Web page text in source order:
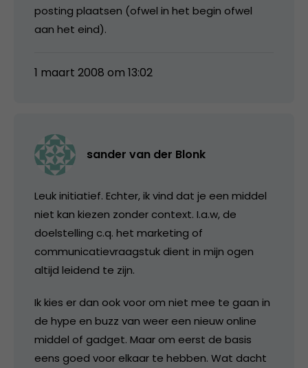
posting plaatsen (ofwel in het begin ofwel
aan het eind).
1 maart 2008 om 13:02
sander van der Blonk
Leuk initiatief. Echter, ik vind dat je een middel
niet kan kiezen zonder context. I.a.w, de
doelstelling c.q. het marketing of
communicatievraagstuk dient in mijn ogen
altijd leidend te zijn.
Ik kies er dan ook voor om niet mee te gaan in
de hype en buzz van weer een nieuw online
middel of gadget. Maar om eerst de basis
eens goed voor elkaar te hebben. Wat dacht